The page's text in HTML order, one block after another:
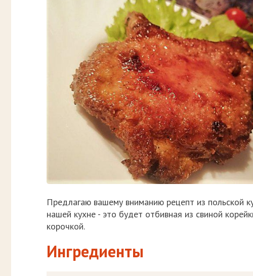
Предлагаю вашему вниманию рецепт из польской
нашей кухне - это будет отбивная из свиной
корочкой.
Ингредиенты